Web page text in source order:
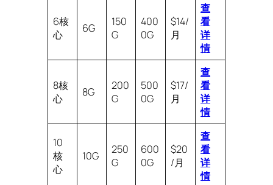
6核
心
6G
150
G
400
0G
$14/
月
查
看
详
情
8核
心
8G
200
G
500
0G
$17/
月
查
看
详
情
10
核
心
10G
250
G
600
0G
$20
/月
查
看
详
情